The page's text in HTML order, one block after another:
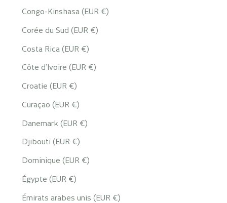
Congo-Kinshasa (EUR €)
Corée du Sud (EUR €)
Costa Rica (EUR €)
Côte d’Ivoire (EUR €)
Croatie (EUR €)
Curaçao (EUR €)
Danemark (EUR €)
Djibouti (EUR €)
Dominique (EUR €)
Égypte (EUR €)
Émirats arabes unis (EUR €)